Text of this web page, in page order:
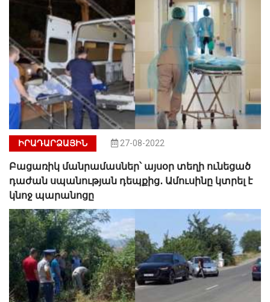
ԻՐԱԴԱՐՁԱՅԻՆ 27-08-2022
Բացառիկ մանրամասներ՝ այսօր տեղի ունեցած
դաժան սպանության դեպքից․ Ամուսինը կտրել է
կնոջ պարանոցը